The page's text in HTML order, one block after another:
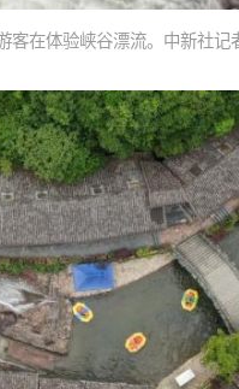
客在体验峡谷漂流。中新社记